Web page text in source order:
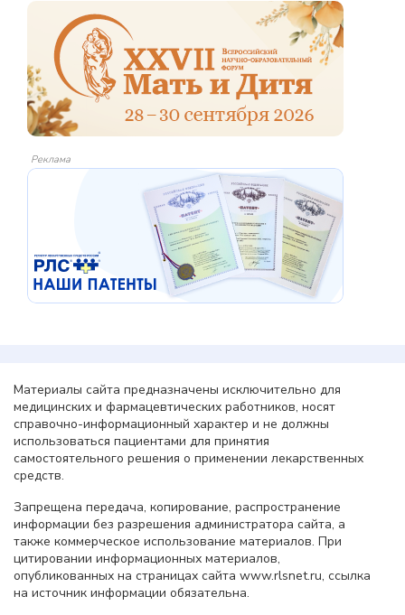
Реклама
Материалы сайта предназначены исключительно для
медицинских и фармацевтических работников, носят
справочно-информационный характер и не должны
использоваться пациентами для принятия
самостоятельного решения о применении лекарственных
средств.
Запрещена передача, копирование, распространение
информации без разрешения администратора сайта, а
также коммерческое использование материалов. При
цитировании информационных материалов,
опубликованных на страницах сайта www.rlsnet.ru, ссылка
на источник информации обязательна.